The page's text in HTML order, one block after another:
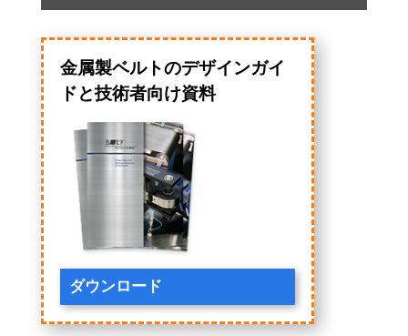
金属製ベルトのデザインガイ
ドと技術者向け資料
ダウンロード